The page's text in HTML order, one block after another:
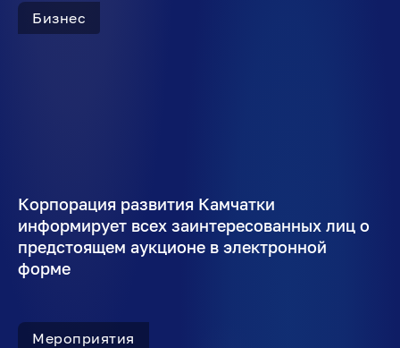
Бизнес
Корпорация развития Камчатки
информирует всех заинтересованных лиц о
предстоящем аукционе в электронной
форме
Мероприятия